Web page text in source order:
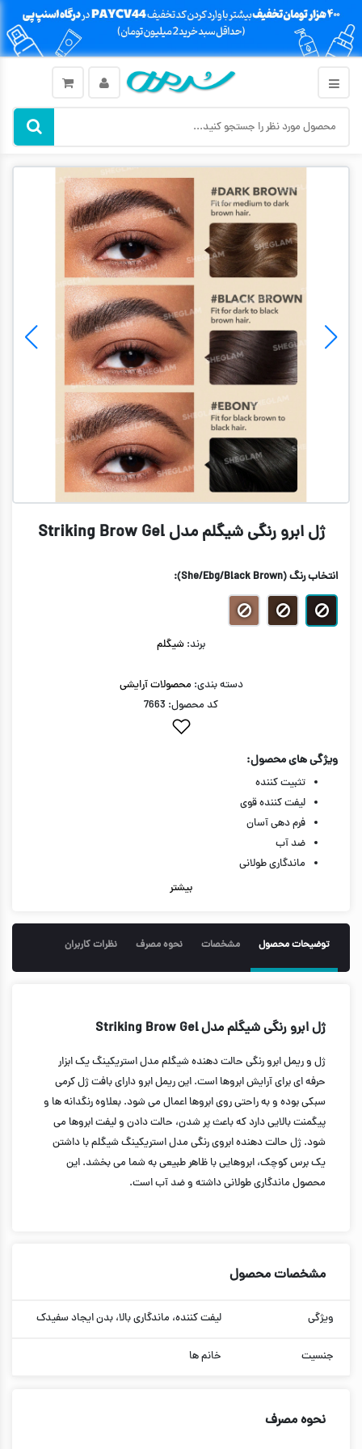
ژل ابرو رنگی شیگلم مدل Striking Brow Gel
انتخاب رنگ(She/Ebg/Black Brown)
:
برند: شیگلم
دسته بندی: محصولات آرایشی
کد محصول: 7663
ویژگی های محصول:
تثبیت کننده
لیفت کننده قوی
فرم دهی آسان
ضد آب
ماندگاری طولانی
بیشتر
توضیحات محصول مشخصات نحوه مصرف نظرات کاربران
ژل ابرو رنگی شیگلم مدل Striking Brow Gel
ژل و ریمل ابرو رنگی حالت دهنده شیگلم مدل استریکینگ یک ابزار
حرفه ای برای آرایش ابروها است. این ریمل ابرو دارای بافت ژل کرمی
سبکی بوده و به راحتی روی ابروها اعمال می شود. بعلاوه رنگدانه ها و
پیگمنت بالایی دارد که باعث پر شدن، حالت دادن و لیفت ابروها می
شود. ژل حالت دهنده ابروی رنگی مدل استریکینگ شیگلم با داشتن
یک برس کوچک، ابروهایی با ظاهر طبیعی به شما می بخشد. این
محصول ماندگاری طولانی داشته و ضد آب است.
مشخصات محصول
ویژگی لیفت کننده، ماندگاری بالا، بدن ایجاد سفیدک
جنسیت خانم ها
نحوه مصرف